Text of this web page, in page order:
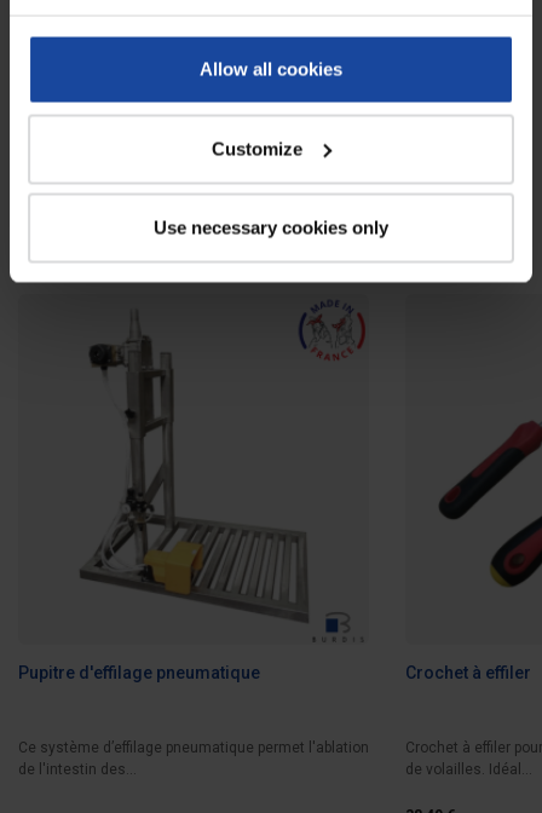
Allow all cookies
Customize
Use necessary cookies only
Soyez le premier à rédiger un avis !
À voir également
Pupitre d'effilage pneumatique
Ce système d’effilage pneumatique permet l'ablation
de l'intestin des...
Crochet à effiler
Crochet à effiler
de volailles. Idéal...